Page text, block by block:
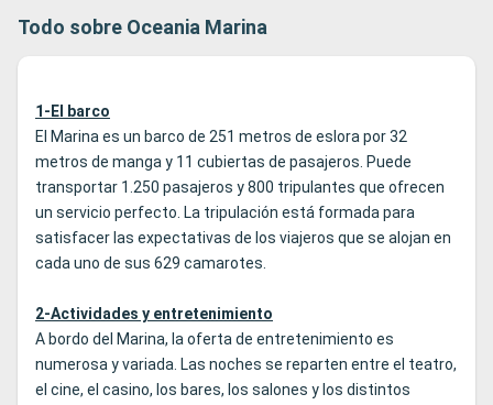
Todo sobre Oceania Marina
1-El barco
El Marina es un barco de 251 metros de eslora por 32
metros de manga y 11 cubiertas de pasajeros. Puede
transportar 1.250 pasajeros y 800 tripulantes que ofrecen
un servicio perfecto. La tripulación está formada para
satisfacer las expectativas de los viajeros que se alojan en
cada uno de sus 629 camarotes.
2-Actividades y entretenimiento
A bordo del Marina, la oferta de entretenimiento es
numerosa y variada. Las noches se reparten entre el teatro,
el cine, el casino, los bares, los salones y los distintos